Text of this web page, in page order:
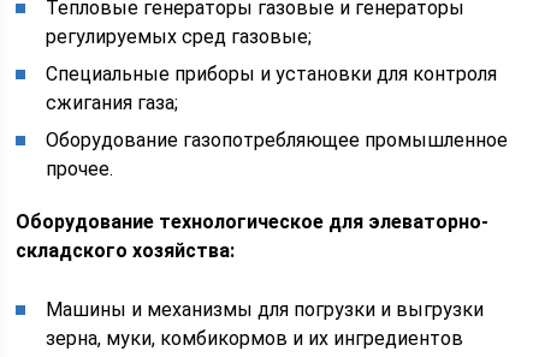
Тепловые генераторы газовые и генераторы
регулируемых сред газовые;
Специальные приборы и установки для контроля
сжигания газа;
Оборудование газопотребляющее промышленное
прочее.
Оборудование технологическое для элеваторно-
складского хозяйства:
Машины и механизмы для погрузки и выгрузки
зерна, муки, комбикормов и их ингредиентов